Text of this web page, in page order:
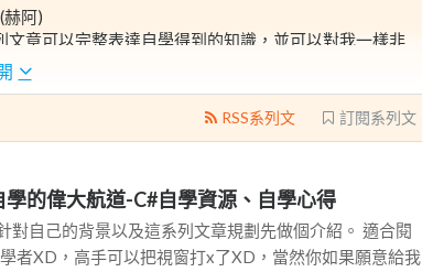
阿)
章可以完整表達自學得到的知識，並可以對我一樣非
訂閱系列文
RSS系列文
的偉大航道-C#自學資源、自學心得
對自己的背景以及這系列文章規劃先做個介紹。 適合閱
者XD，高手可以把視窗打x了XD，當然你如果願意給我